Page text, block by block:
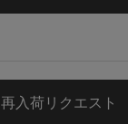
再入荷リクエスト